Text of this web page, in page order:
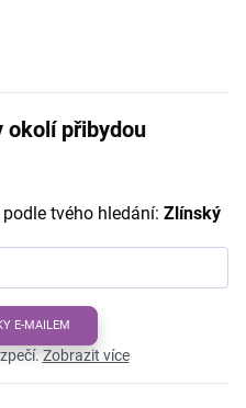
okolí přibydou
tvého hledání: Zlínský
E-MAILEM
Zobrazit více